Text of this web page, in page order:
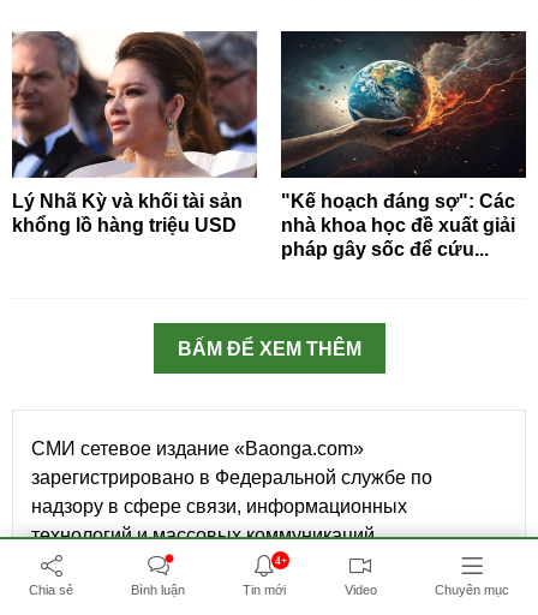
Lý Nhã Kỳ và khối tài sản
khổng lồ hàng triệu USD
"Kế hoạch đáng sợ": Các
nhà khoa học đề xuất giải
pháp gây sốc để cứu...
BẤM ĐỂ XEM THÊM
СМИ сетевое издание «Baonga.com»
зарегистрировано в Федеральной службе по
надзору в сфере связи, информационных
технологий и массовых коммуникаций.
Регистрационный номер средства массовой
информации Эл № ФС77-73891 от 29 октября 2018
Chia sẻ Bình luận
4+
Tin mới Video Chuyên mục